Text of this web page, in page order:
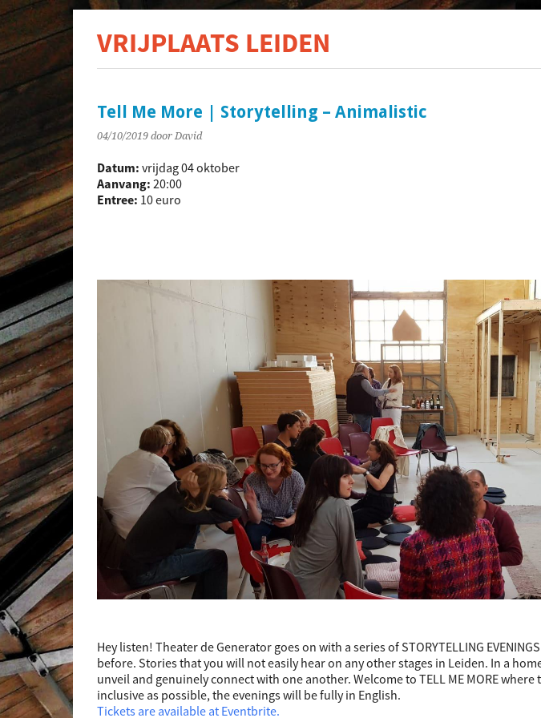
VRIJPLAATS LEIDEN
Tell Me More | Storytelling – Animalistic
04/10/2019 door David
Datum: vrijdag 04 oktober
Aanvang: 20:00
Entree: 10 euro
Hey listen! Theater de Generator goes on with a series of STORYTELLING
before. Stories that you will not easily hear on any other stages in Leiden. In a
unveil and genuinely connect with one another. Welcome to TELL ME MORE where
inclusive as possible, the evenings will be fully in English.
Tickets are available at Eventbrite.